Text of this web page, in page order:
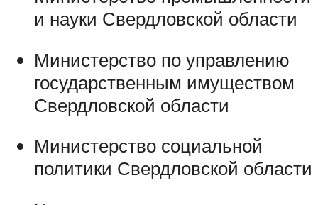
и науки Свердловской области
Министерство по управлению
государственным имуществом
Свердловской области
Министерство социальной
политики Свердловской области